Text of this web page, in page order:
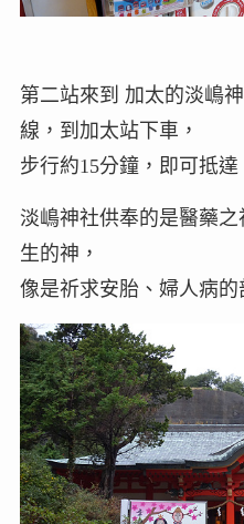
第二站來到 加太的淡嶋
線，到加太站下車，
步行約15分鐘，即可抵達
淡嶋神社供奉的是醫藥
生的神，
像是祈求安胎、婦人病的